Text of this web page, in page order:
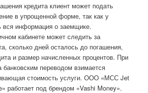
кредита клиент может подать
в упрощенной форме, так как у
вся информация о заемщике.
кабинете может следить за
сколько дней осталось до погашения,
и размер начисленных процентов. При
банковским переводом взимается
стоимость услуги. ООО «МСС Jet
работает под брендом «Vashi Money».